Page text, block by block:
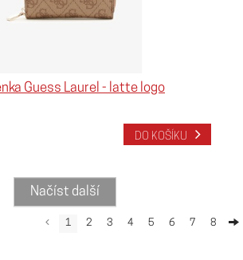
Guess Laurel - latte logo
DO KOŠÍKU
Načíst další
1 2 3 4 5 6 7 8